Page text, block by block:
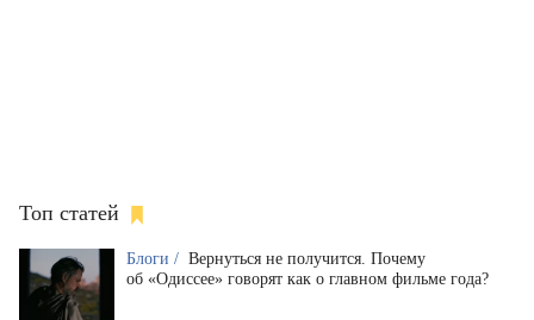
Топ статей
Блоги / Вернуться не получится. Почему
об «Одиссее» говорят как о главном фильме года?